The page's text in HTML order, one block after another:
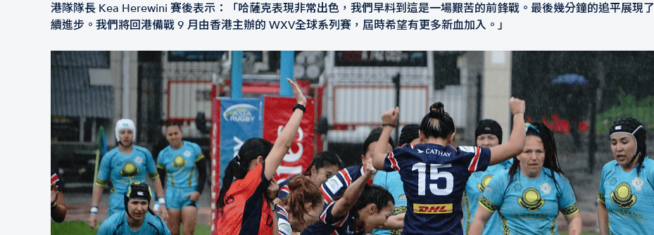
港隊隊長 Kea Herewini 賽後表示：「哈薩克表現非常出色，我們早料到這是一場艱苦的前鋒戰。最後幾分鐘的追平展現
續進步。我們將回港備戰 9 月由香港主辦的 WXV全球系列賽，屆時希望有更多新血加入。」